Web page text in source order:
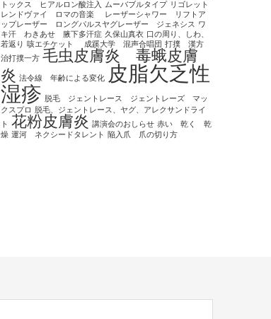
トックス ヒアルロン酸注入 ムーバブルタイプ リゴレット
レンドヴァイ ロマの音楽
レーザーシャワー リフトア
ップレーザー ロングパルスヤグレーザー ジェネシス ワ
キ汗 わきあせ 腋下多汗症 久保山真衣 口の周り、しわ、
若返り 咳エチケット 成蹊大学 混声合唱団 打撲 漢方
治打撲一方 毛虫皮膚炎 毒蛾皮膚
炎 法令線 年齢による変化
皮脂欠乏性
湿疹
脱毛 ジェントレース ジェントレーズ マッ
クスプロ
脱毛、ジェントレース、ヤグ、アレクサンドライ
ト 花粉皮膚炎 講演会のおしらせ 赤い 乾く 乾
燥 運河 ネクシードタレント 陥入爪 爪の切り方